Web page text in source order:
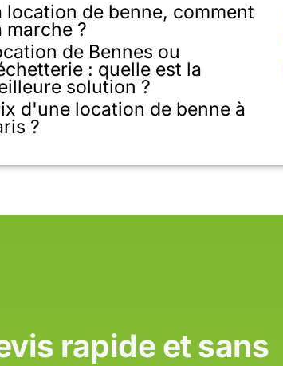
location de benne, comment
marche ?
de Bennes ou
: quelle est la
solution ?
d'une location de benne à
?
rapide et sans